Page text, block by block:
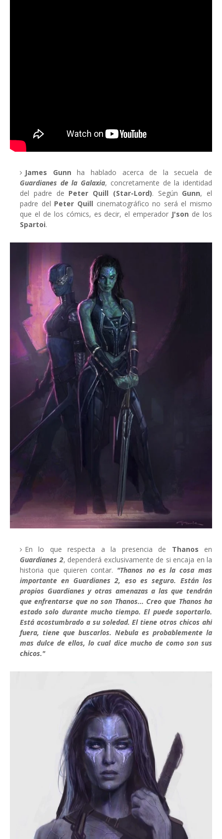
James Gunn ha hablado acerca de la secuela de
Guardianes de la Galaxia, concretamente de la identidad
del padre de Peter Quill (Star-Lord). Según Gunn, el
padre del Peter Quill cinematográfico no será el mismo
que el de los cómics, es decir, el emperador J'son de los
Spartoi.
En lo que respecta a la presencia de Thanos en
Guardianes 2, dependerá exclusivamente de si encaja en la
historia que quieren contar. "Thanos no es la cosa mas
importante en Guardianes 2, eso es seguro. Están los
propios Guardianes y otras amenazas a las que tendrán
que enfrentarse que no son Thanos... Creo que Thanos ha
estado solo durante mucho tiempo. El puede soportarlo.
Está acostumbrado a su soledad. El tiene otros chicos ahí
fuera, tiene que buscarlos. Nebula es probablemente la
mas dulce de ellos, lo cual dice mucho de como son sus
chicos."